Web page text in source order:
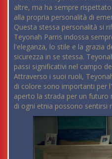
altre, ma ha sempre
alla propria personalità di
Questa stessa personalità si
Teyonah Parris indossa
l'eleganza, lo stile e la grazia
sicurezza in se stessa.
passi significativi nel campo
Attraverso i suoi ruoli,
di colore sono importanti per
aperto la strada per un futuro
di ogni etnia possono sentirsi